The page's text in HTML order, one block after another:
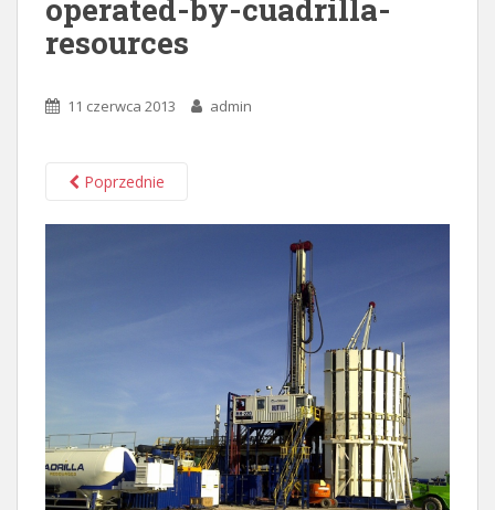
operated-by-cuadrilla-
resources
11 czerwca 2013 admin
Poprzednie